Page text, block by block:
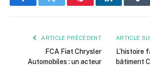
FacebookTwitter PinterestLinkedIn
ARTICLE PRÉCÉDENT
FCA Fiat Chrysler
Automobiles : un acteur
ARTICLE
L’histoire
bâtiment